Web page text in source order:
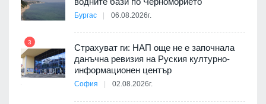
Бургас 06.08.2026г.
3
Страхуват ги: НАП още не е започнала
данъчна ревизия на Руския културно-
информационен център
София 02.08.2026г.